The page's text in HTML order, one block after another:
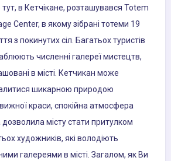
в Кетчікане, розташувався Totem
Center, в якому зібрані тотеми 19
з покинутих сіл. Багатьох туристів
численні галереї мистецтв,
в місті. Кетчикан може
шикарною природою
краси, спокійна атмосфера
дозволила місту стати притулком
художників, які володіють
галереями в місті. Загалом, як Ви